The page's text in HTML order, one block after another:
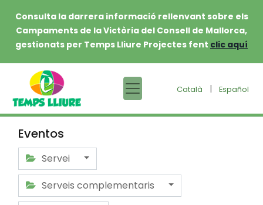
Consulta la darrera informació rellenvant sobre els
Campaments de la Victòria del Consell de Mallorca,
gestionats per Temps Lliure Projectes fent clic aquí
Català | Español
Eventos
Servei
Serveis complementaris